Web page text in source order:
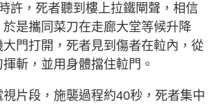
許，死者聽到樓上拉鐵閘聲，相信
是攜同菜刀在走廊大堂等候升降
門打開，死者見到傷者在𨋢內，從
斬，並用身體擋住𨋢門。
片段，施襲過程約40秒，死者集中